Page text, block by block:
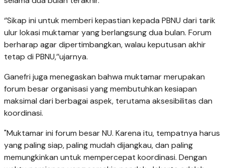
‘’Sikap ini untuk memberi kepastian kepada PBNU dari tarik
ulur lokasi muktamar yang berlangsung dua bulan. Forum
berharap agar dipertimbangkan, walau keputusan akhir
tetap di PBNU,’’ujarnya.
Ganefri juga menegaskan bahwa muktamar merupakan
forum besar organisasi yang membutuhkan kesiapan
maksimal dari berbagai aspek, terutama aksesibilitas dan
koordinasi.
"Muktamar ini forum besar NU. Karena itu, tempatnya harus
yang paling siap, paling mudah dijangkau, dan paling
memungkinkan untuk mempercepat koordinasi. Dengan